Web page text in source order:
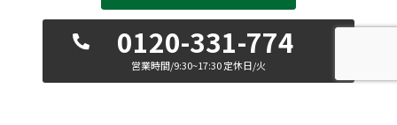
0120-331-774
営業時間/9:30~17:30 定休日/火